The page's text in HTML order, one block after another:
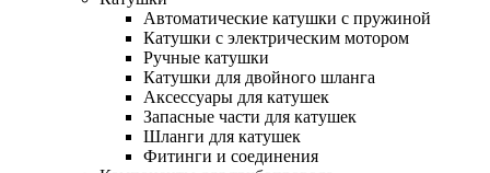
Автоматические катушки с пружиной
Катушки с электрическим мотором
Ручные катушки
Катушки для двойного шланга
Аксессуары для катушек
Запасные части для катушек
Шланги для катушек
Фитинги и соединения